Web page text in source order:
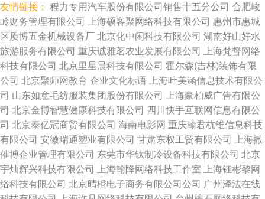
友情链接： 程力专用汽车股份有限公司销售十五分公司 合肥峻
岭财务管理有限公司
上海硕客聚网络科技有限公司 惠州市惠城
区质博五金机械设备厂 北京化中闲科技有限公司 湖南好山好水
旅游服务有限公司 重庆诚雅茗农业发展有限公司
上海梵督网络
科技有限公司 北京里星晨科技有限公司 霍尔森(吉林)装饰有限
公司 北京聚师网教育 企业文化标语
上海叶美涵信息技术有限公
司 山东如意毛纺服装集团股份有限公司
上海豪柏威广告有限公
司 北京金博智慧健康科技有限公司
四川快手互联网信息有限公
司 北京泰亿冠商贸有限公司 海南电影网 重庆翰君杭维信息科技
有限公司 安徽瑞通塑业有限公司 甘肃东权工贸有限公司
上海撒
催博企业管理有限公司 东莞市华钛制冷设备科技有限公司 北京
宇灿辉兴科技有限公司
上海翰降网络科技工作室
上海钰彬黎网
络科技有限公司 北京晴橙电子商务有限公司公司 广州泽法在线